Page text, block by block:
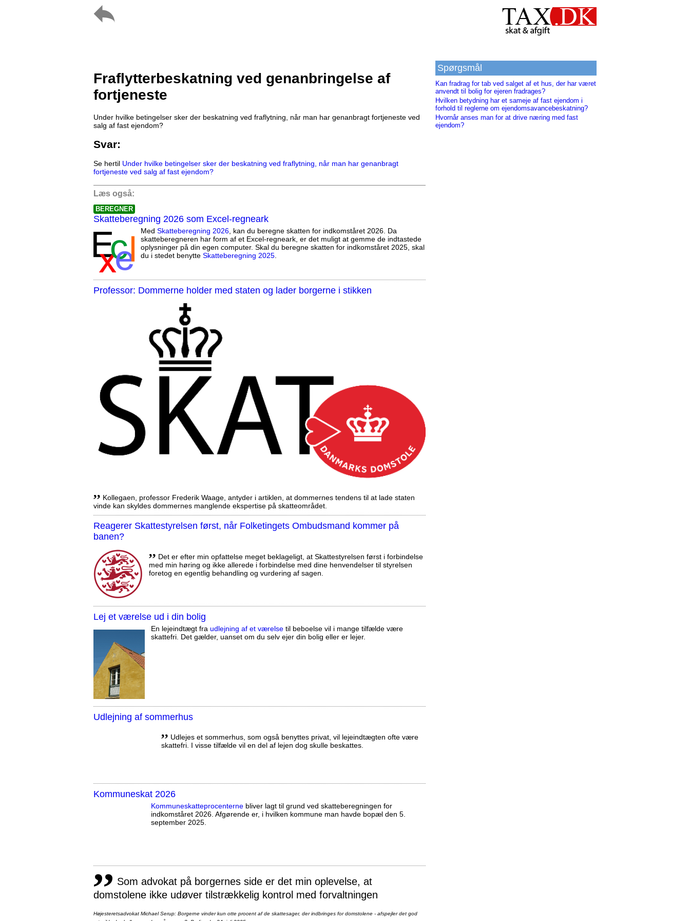
Fraflytterbeskatning ved genanbringelse af
fortjeneste
Under hvilke betingelser sker der beskatning ved fraflytning, når man har genanbragt fortjeneste ved
salg af fast ejendom?
Svar:
Se hertil Under hvilke betingelser sker der beskatning ved fraflytning, når man har genanbragt
fortjeneste ved salg af fast ejendom?
Læs også:
BEREGNER
Skatteberegning 2026 som Excel-regneark
Med Skatteberegning 2026, kan du beregne skatten for indkomståret 2026. Da
skatteberegneren har form af et Excel-regneark, er det muligt at gemme de indtastede
oplysninger på din egen computer. Skal du beregne skatten for indkomståret 2025, skal
du i stedet benytte Skatteberegning 2025.
Professor: Dommerne holder med staten og lader borgerne i stikken
,, Kollegaen, professor Frederik Waage, antyder i artiklen, at dommernes tendens til at lade staten
vinde kan skyldes dommernes manglende ekspertise på skatteområdet.
Reagerer Skattestyrelsen først, når Folketingets Ombudsmand kommer på
banen?
,, Det er efter min opfattelse meget beklageligt, at Skattestyrelsen først i forbindelse
med min høring og ikke allerede i forbindelse med dine henvendelser til styrelsen
foretog en egentlig behandling og vurdering af sagen.
Lej et værelse ud i din bolig
En lejeindtægt fra udlejning af et værelse til beboelse vil i mange tilfælde være
skattefri. Det gælder, uanset om du selv ejer din bolig eller er lejer.
Udlejning af sommerhus
,, Udlejes et sommerhus, som også benyttes privat, vil lejeindtægten ofte være
skattefri. I visse tilfælde vil en del af lejen dog skulle beskattes.
Kommuneskat 2026
Kommuneskatte­procenterne bliver lagt til grund ved skatteberegningen for
indkomståret 2026. Afgørende er, i hvilken kommune man havde bopæl den 5.
september 2025.
,, Som advokat på borgernes side er det min oplevelse, at
domstolene ikke udøver tilstrækkelig kontrol med forvaltningen
Højesteretsadvokat Michael Serup: Borgerne vinder kun otte procent af de skattesager, der indbringes for domstolene - afspejler det god
Spørgsmål
Kan fradrag for tab ved salget af et hus, der har været
anvendt til bolig for ejeren fradrages?
Hvilken betydning har et sameje af fast ejendom i
forhold til reglerne om ejendomsavancebeskatning?
Hvornår anses man for at drive næring med fast
ejendom?